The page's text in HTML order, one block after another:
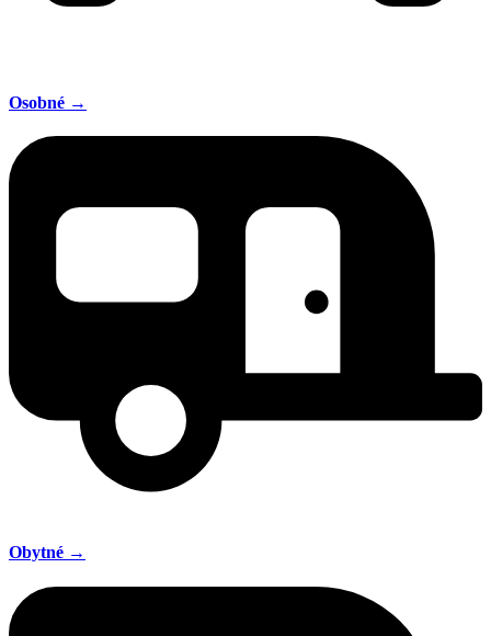
Osobné →
Obytné →